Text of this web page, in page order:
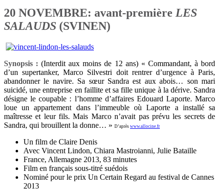
20 NOVEMBRE: avant-première LES
SALAUDS (SVINEN)
Synopsis : (Interdit aux moins de 12 ans) « Commandant, à bord
d’un supertanker, Marco Silvestri doit rentrer d’urgence à Paris,
abandonner le navire. Sa sœur Sandra est aux abois… son mari
suicidé, une entreprise en faillite et sa fille unique à la dérive. Sandra
désigne le coupable : l’homme d’affaires Edouard Laporte. Marco
loue un appartement dans l’immeuble où Laporte a installé sa
maîtresse et leur fils. Mais Marco n’avait pas prévu les secrets de
Sandra, qui brouillent la donne… » D’après www.allocine.fr
Un film de Claire Denis
Avec Vincent Lindon, Chiara Mastroianni, Julie Bataille
France, Allemagne 2013, 83 minutes
Film en français sous-titré suédois
Nominé pour le prix Un Certain Regard au festival de Cannes
2013